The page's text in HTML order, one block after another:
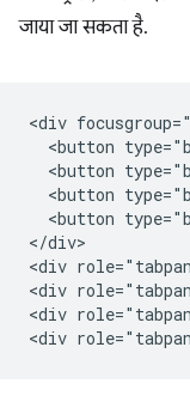
जाया जा सकता है.
<div
<button
<button
<button
<button
</div>
<div
<div
<div